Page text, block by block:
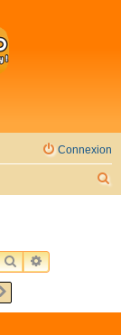
Connexion
RECHERCHER
RECHERCHE